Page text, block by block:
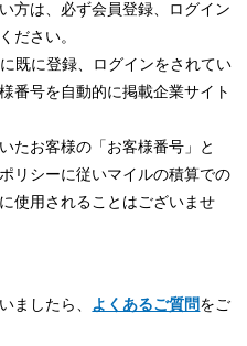
方は、必ず会員登録、ログイン
ださい。
既に登録、ログインをされてい
番号を自動的に掲載企業サイト
たお客様の「お客様番号」と
リシーに従いマイルの積算での
使用されることはございませ
ましたら、 よくあるご質問をご